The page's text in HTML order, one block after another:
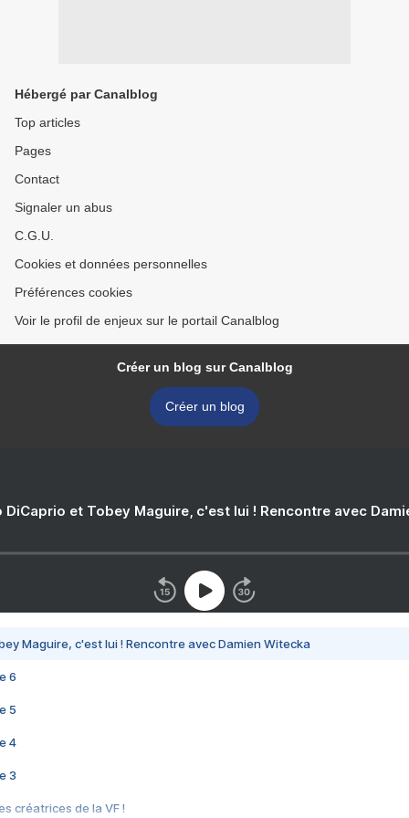
Hébergé par Canalblog
Top articles
Pages
Contact
Signaler un abus
C.G.U.
Cookies et données personnelles
Préférences cookies
Voir le profil de enjeux sur le portail Canalblog
Créer un blog sur Canalblog
Créer un blog
DiCaprio et Tobey Maguire, c'est lui ! Rencontre avec
Maguire, c'est lui ! Rencontre avec Damien Witecka
6
5
4
3
créatrices de la VF !